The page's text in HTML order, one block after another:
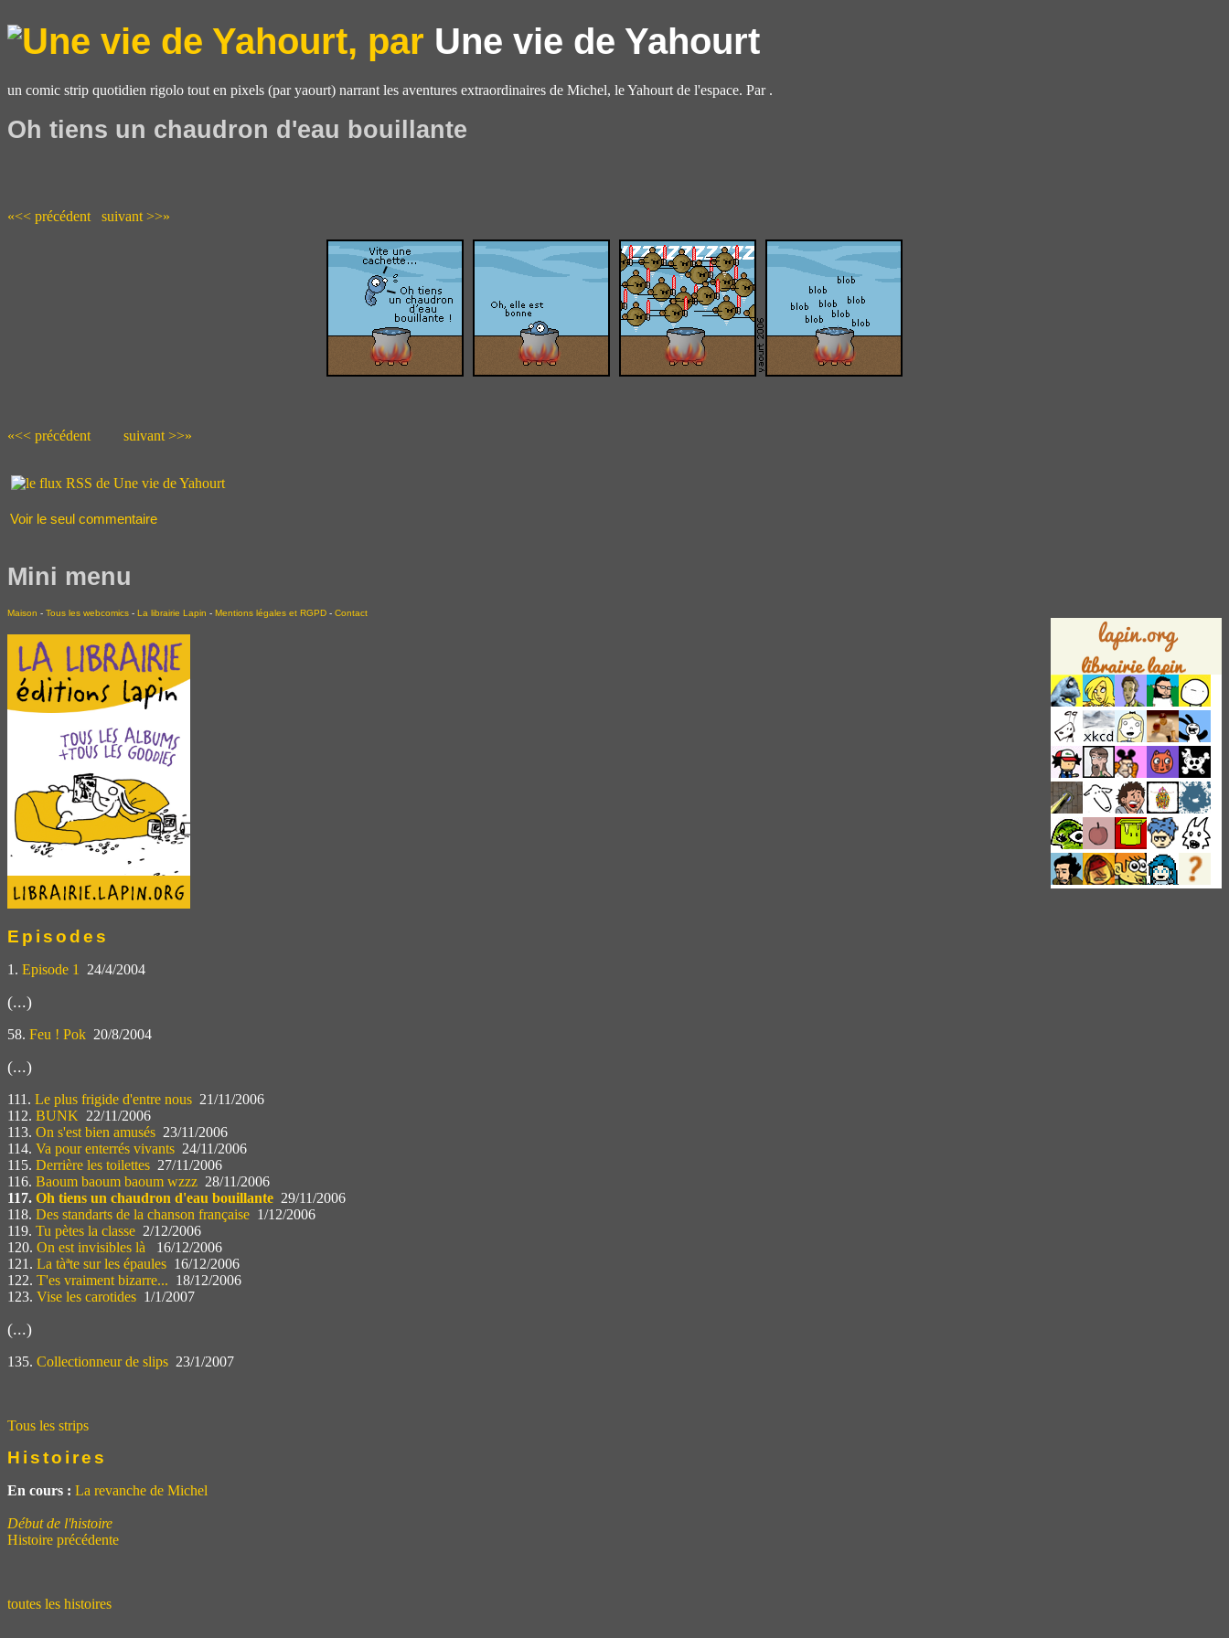
Une vie de Yahourt
un comic strip quotidien rigolo tout en pixels (par yaourt) narrant les aventures extraordinaires de Michel, le Yahourt de l'espace. Par .
Oh tiens un chaudron d'eau bouillante
«<< précédent suivant >>»
«<< précédent suivant >>»
Voir le seul commentaire
Mini menu
Maison - Tous les webcomics - La librairie Lapin - Mentions légales et RGPD - Contact
Episodes
1. Episode 1 24/4/2004
(...)
58. Feu ! Pok 20/8/2004
(...)
111. Le plus frigide d'entre nous 21/11/2006
112. BUNK 22/11/2006
113. On s'est bien amusés 23/11/2006
114. Va pour enterrés vivants 24/11/2006
115. Derrière les toilettes 27/11/2006
116. Baoum baoum baoum wzzz 28/11/2006
117. Oh tiens un chaudron d'eau bouillante 29/11/2006
118. Des standarts de la chanson française 1/12/2006
119. Tu pètes la classe 2/12/2006
120. On est invisibles là
16/12/2006
121. La tàªte sur les épaules 16/12/2006
122. T'es vraiment bizarre... 18/12/2006
123. Vise les carotides 1/1/2007
(...)
135. Collectionneur de slips 23/1/2007
Tous les strips
Histoires
En cours : La revanche de Michel
Début de l'histoire
Histoire précédente
toutes les histoires